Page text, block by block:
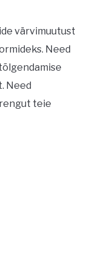
värvimuutust
Need
Need
teie